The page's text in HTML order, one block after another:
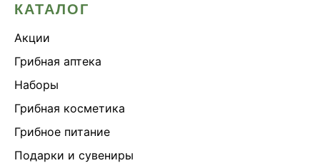
КАТАЛОГ
Акции
Грибная аптека
Наборы
Грибная косметика
Грибное питание
Подарки и сувениры